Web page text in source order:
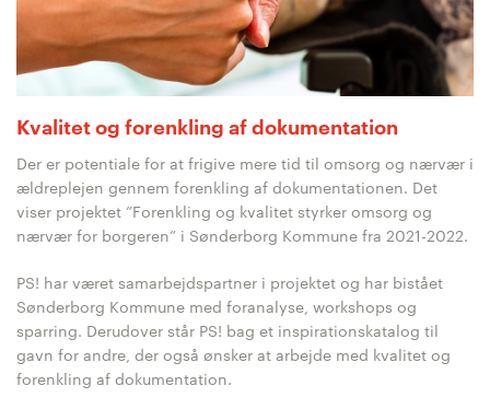
Kvalitet og forenkling af dokumentation
Der er potentiale for at frigive mere tid til omsorg og nærvær i
ældreplejen gennem forenkling af dokumentationen. Det
viser projektet ”Forenkling og kvalitet styrker omsorg og
nærvær for borgeren” i Sønderborg Kommune fra 2021-2022.
PS! har været samarbejdspartner i projektet og har bistået
Sønderborg Kommune med foranalyse, workshops og
sparring. Derudover står PS! bag et inspirationskatalog til
gavn for andre, der også ønsker at arbejde med kvalitet og
forenkling af dokumentation.